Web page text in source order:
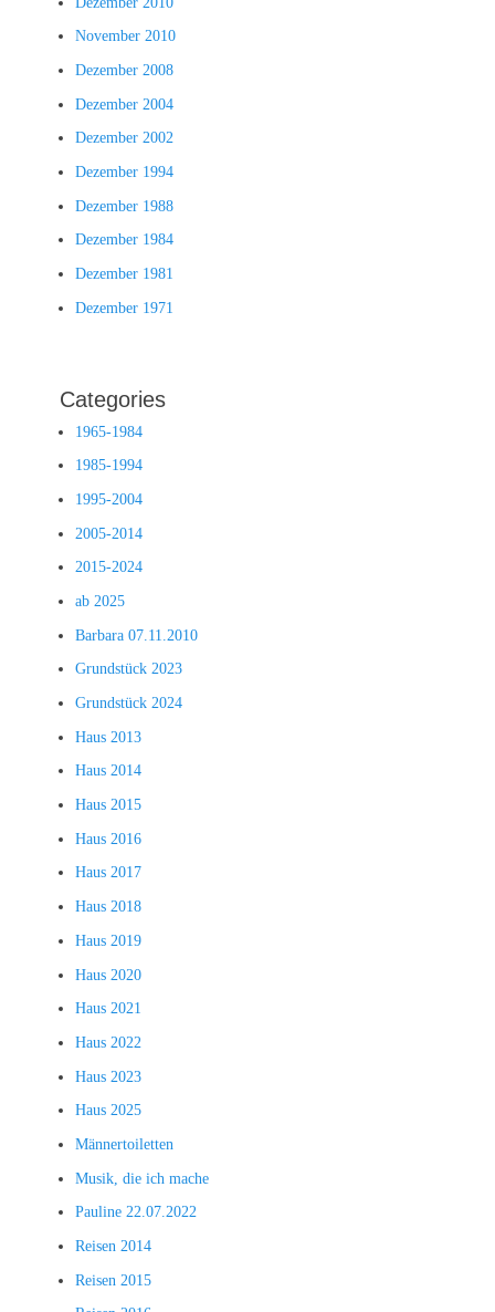
November 2010
Dezember 2008
Dezember 2004
Dezember 2002
Dezember 1994
Dezember 1988
Dezember 1984
Dezember 1981
Dezember 1971
Categories
1965-1984
1985-1994
1995-2004
2005-2014
2015-2024
ab 2025
Barbara 07.11.2010
Grundstück 2023
Grundstück 2024
Haus 2013
Haus 2014
Haus 2015
Haus 2016
Haus 2017
Haus 2018
Haus 2019
Haus 2020
Haus 2021
Haus 2022
Haus 2023
Haus 2025
Männertoiletten
Musik, die ich mache
Pauline 22.07.2022
Reisen 2014
Reisen 2015